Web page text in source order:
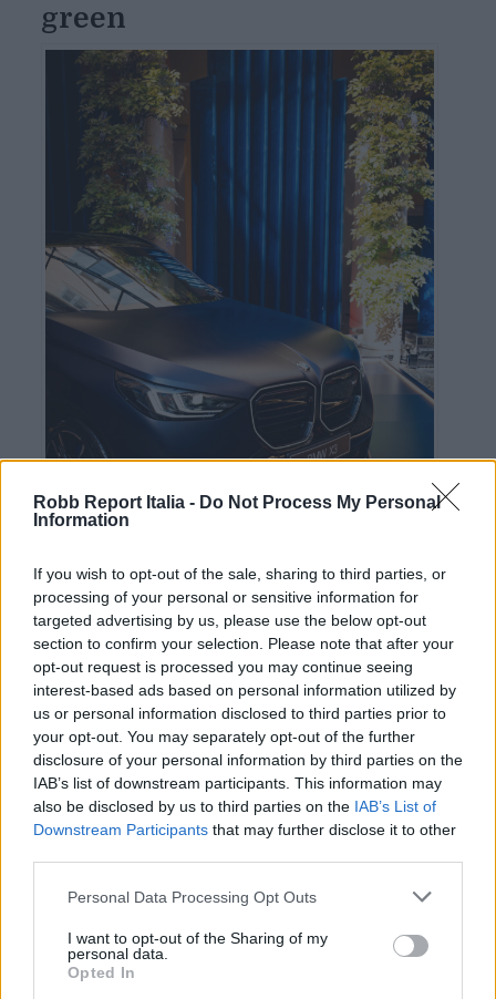
Robb Report Italia - Do Not Process My Personal
Information
If you wish to opt-out of the sale, sharing to third parties, or
processing of your personal or sensitive information for
targeted advertising by us, please use the below opt-out
section to confirm your selection. Please note that after your
opt-out request is processed you may continue seeing
interest-based ads based on personal information utilized by
us or personal information disclosed to third parties prior to
your opt-out. You may separately opt-out of the further
disclosure of your personal information by third parties on the
IAB’s list of downstream participants. This information may
also be disclosed by us to third parties on the IAB’s List of
Downstream Participants that may further disclose it to other
Personal Data Processing Opt Outs
I want to opt-out of the Sharing of my
personal data.
Opted In
green
BMW X3 Designer’s Choice, Vibrant Transitions
©BMW Group
House of Bmwha scelto la Milano Design Week per
presentare la nuova lungimirante visione diBmwe
Mini, che hanno scelto di esplorare il futuro della
mobilità attraverso un design distintivo e un’estetica
avanzata e sistemi energetici a minor impatto. La
“nuova era” diBmwsi presenta come una
rivoluzione
verdeche cambierà il modo di concepire il trasporto. E